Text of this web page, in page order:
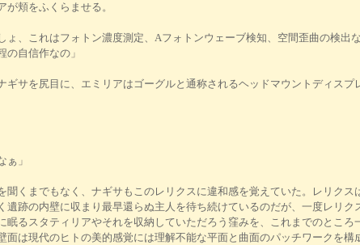
頬をふくらませる。
ょ、これはフォトン濃度測定、Aフォトンウェーブ検知、空間歪曲の検
の自信作なの」
サを尻目に、エミリアはゴーグルと通称されるヘッドマウントディス
ぁ」
くまでもなく、ナギサもこのレリクスに違和感を覚えていた。レリク
遺跡の内壁に収まり最早還らぬ主人を待ち続けているのだが、一度レリ
るスタティリアやそれを収納していただろう窪みを、これまでのところ
は現代のヒトの美的感覚には理解不能な平面と曲面のパッチワークを構